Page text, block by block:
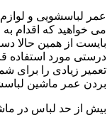
عمر لباسشویی و
می خواهید که اقدام
بایست از همین حالا
درستی مورد استفاده
بردن عمر ماشین
بیش از حد لباس در